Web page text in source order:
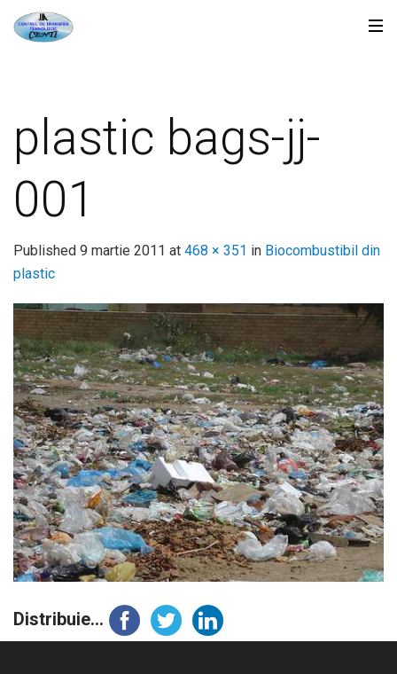
plastic bags-jj-
001
Published 9 martie 2011 at 468 × 351 in Biocombustibil din
plastic
Distribuie...